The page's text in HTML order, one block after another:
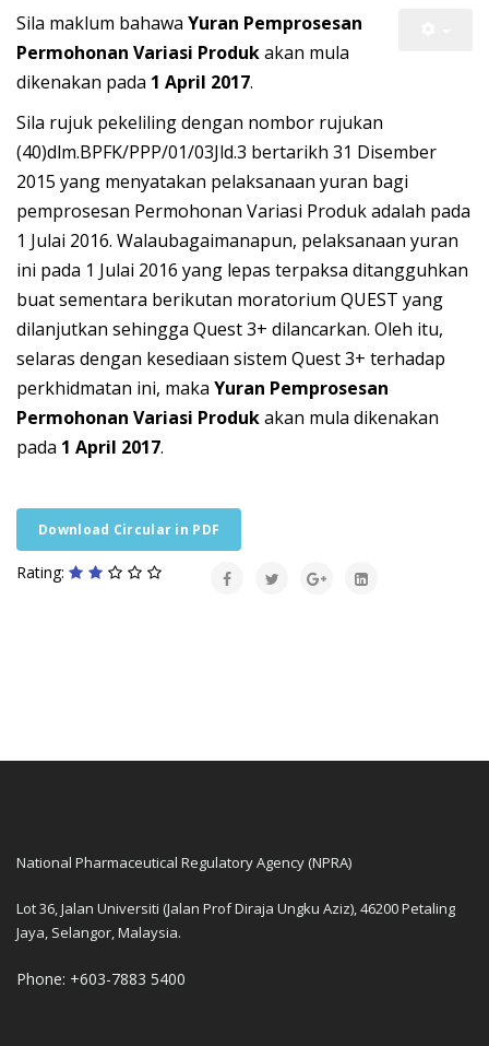
Sila maklum bahawa Yuran Pemprosesan
Permohonan Variasi Produkakan mula
dikenakan pada 1 April 2017.
Sila rujuk pekeliling dengan nombor rujukan
(40)dlm.BPFK/PPP/01/03Jld.3 bertarikh 31 Disember
2015 yang menyatakan pelaksanaan yuran bagi
pemprosesan Permohonan Variasi Produk adalah pada
1 Julai 2016. Walaubagaimanapun, pelaksanaan yuran
ini pada 1 Julai 2016 yang lepas terpaksa ditangguhkan
buat sementara berikutan moratorium QUEST yang
dilanjutkan sehingga Quest 3+ dilancarkan. Oleh itu,
selaras dengan kesediaan sistem Quest 3+ terhadap
perkhidmatan ini, maka Yuran Pemprosesan
Permohonan Variasi Produkakan mula dikenakan
pada 1 April 2017.
Download Circular in PDF
Rating:
National Pharmaceutical Regulatory Agency (NPRA)
Lot 36, Jalan Universiti (Jalan Prof Diraja Ungku Aziz), 46200 Petaling
Jaya, Selangor, Malaysia.
Phone: +603-7883 5400